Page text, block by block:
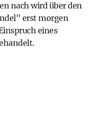
nach wird über den
erst morgen
eines